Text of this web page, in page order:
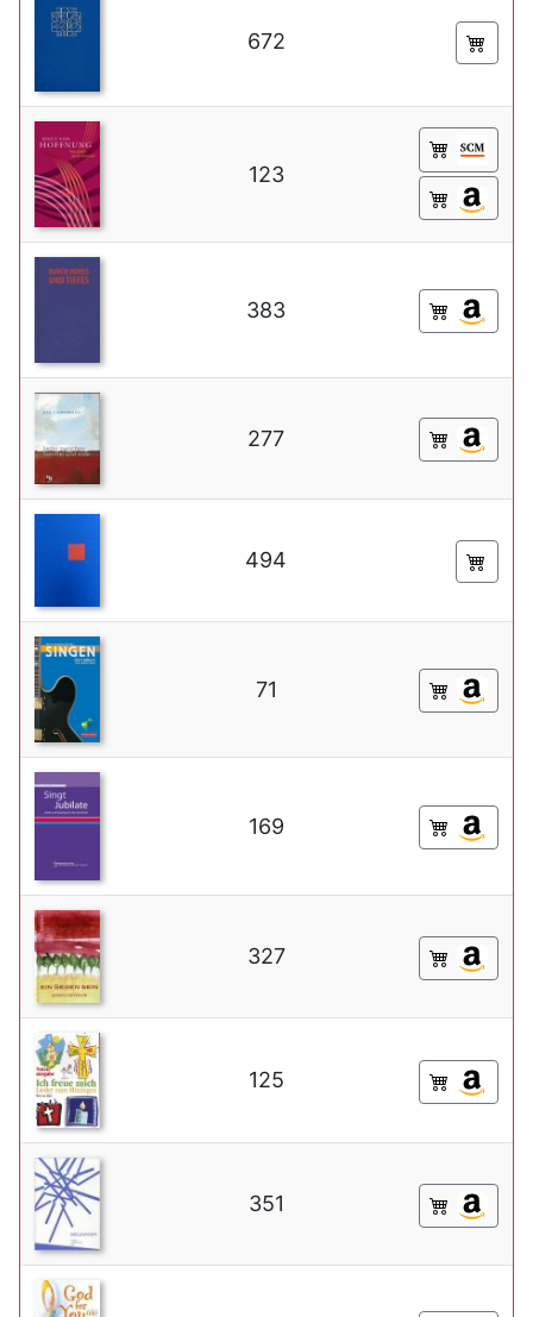
672
123
383
277
494
71
169
327
125
351